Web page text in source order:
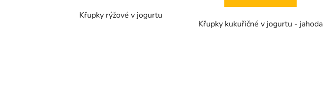
Křupky rýžové v jogurtu
Křupky kukuřičné v jogurtu - jahoda